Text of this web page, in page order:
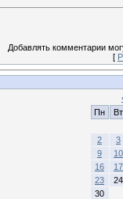
Добавлять комментарии
[
Пн
Вт
2
3
9
10
16
17
23
24
30